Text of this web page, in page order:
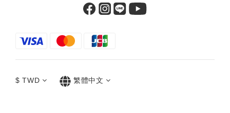
$ TWD 繁體中文